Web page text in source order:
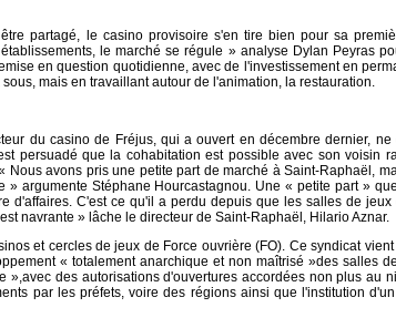
partagé, le casino provisoire s'en tire bien pour sa
le marché se régule » analyse Dylan Peyras
en question quotidienne, avec de l'investissement en
mais en travaillant autour de l'animation, la restauration.
du casino de Fréjus, qui a ouvert en décembre dernier, ne
persuadé que la cohabitation est possible avec son voisin
Nous avons pris une petite part de marché à Saint-Raphaël,
» argumente Stéphane Hourcastagnou. Une « petite part »
d'affaires. C'est ce qu'il a perdu depuis que les salles de jeux
navrante » lâche le directeur de Saint-Raphaël, Hilario Aznar.
et cercles de jeux de Force ouvrière (FO). Ce syndicat
« totalement anarchique et non maîtrisé »des salles
»,avec des autorisations d'ouvertures accordées non plus au
par les préfets, voire des régions ainsi que l'institution